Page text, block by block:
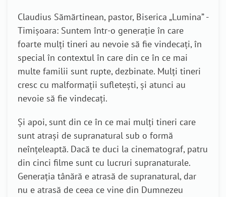
Claudius Sămărtinean, pastor, Biserica „Lumina” -
Timișoara: Suntem într-o generație în care
foarte mulți tineri au nevoie să fie vindecați, în
special în contextul în care din ce în ce mai
multe familii sunt rupte, dezbinate. Mulți tineri
cresc cu malformații sufletești, și atunci au
nevoie să fie vindecați.
Și apoi, sunt din ce în ce mai mulți tineri care
sunt atrași de supranatural sub o formă
neînțeleaptă. Dacă te duci la cinematograf, patru
din cinci filme sunt cu lucruri supranaturale.
Generația tânără e atrasă de supranatural, dar
nu e atrasă de ceea ce vine din Dumnezeu